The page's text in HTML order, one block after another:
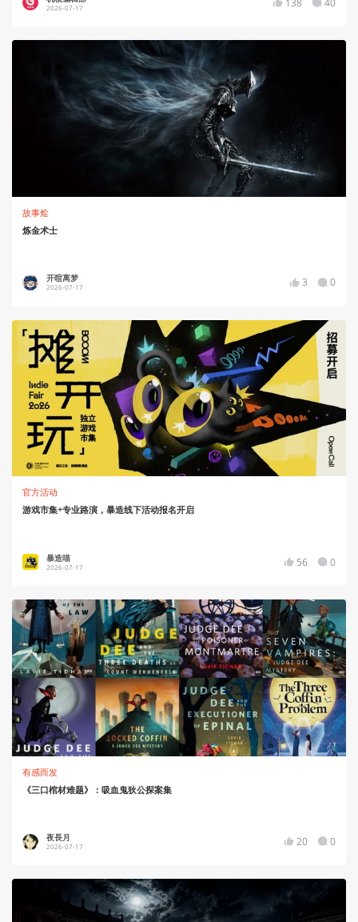
2026-07-17
故事烩
炼金术士
开暄离梦
2026-07-17 3 0
官方活动
游戏市集+专业路演，暴造线下活动报名开启
暴造喵
2026-07-17 56 0
有感而发
《三口棺材难题》：吸血鬼狄公探案集
夜長月
2026-07-17 20 0